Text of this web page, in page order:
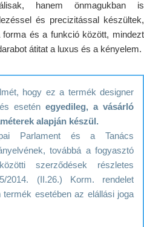
hanem önmagukban is
és precizitással készültek,
és a funkció között, mindezt
átitat a luxus és a kényelem.
hogy ez a termék designer
esetén egyedileg, a vásárló
alapján készül.
Parlament és a Tanács
továbbá a fogyasztó
szerződések részletes
2014. (II.26.) Korm. rendelet
esetében az elállási joga